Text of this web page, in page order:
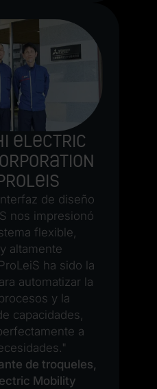
Electric
de diseño
nos impresionó
flexible,
altamente
ha sido la
automatizar la
y la
capacidades,
a
de troqueles,
Mobility